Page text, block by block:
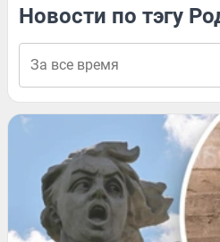
Новости по тэгу